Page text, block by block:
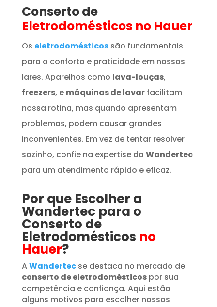
Conserto de
Eletrodomésticos no Hauer
Os eletrodomésticos são fundamentais
para o conforto e praticidade em nossos
lares. Aparelhos como lava-louças,
freezers, e máquinas de lavarfacilitam
nossa rotina, mas quando apresentam
problemas, podem causar grandes
inconvenientes. Em vez de tentar resolver
sozinho, confie na expertise da Wandertec
para um atendimento rápido e eficaz.
Por que Escolher a
Wandertec para o
Conserto de
Eletrodomésticos no
Hauer?
AWandertecse destaca no mercado de
conserto de eletrodomésticospor sua
competência e confiança. Aqui estão
alguns motivos para escolher nossos